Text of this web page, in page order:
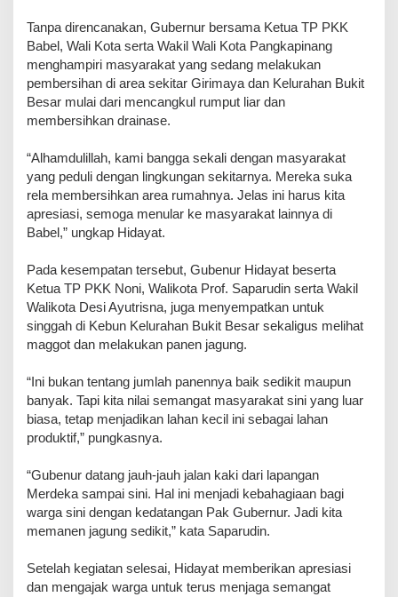
Tanpa direncanakan, Gubernur bersama Ketua TP PKK
Babel, Wali Kota serta Wakil Wali Kota Pangkapinang
menghampiri masyarakat yang sedang melakukan
pembersihan di area sekitar Girimaya dan Kelurahan Bukit
Besar mulai dari mencangkul rumput liar dan
membersihkan drainase.
“Alhamdulillah, kami bangga sekali dengan masyarakat
yang peduli dengan lingkungan sekitarnya. Mereka suka
rela membersihkan area rumahnya. Jelas ini harus kita
apresiasi, semoga menular ke masyarakat lainnya di
Babel,” ungkap Hidayat.
Pada kesempatan tersebut, Gubenur Hidayat beserta
Ketua TP PKK Noni, Walikota Prof. Saparudin serta Wakil
Walikota Desi Ayutrisna, juga menyempatkan untuk
singgah di Kebun Kelurahan Bukit Besar sekaligus melihat
maggot dan melakukan panen jagung.
“Ini bukan tentang jumlah panennya baik sedikit maupun
banyak. Tapi kita nilai semangat masyarakat sini yang luar
biasa, tetap menjadikan lahan kecil ini sebagai lahan
produktif,” pungkasnya.
“Gubenur datang jauh-jauh jalan kaki dari lapangan
Merdeka sampai sini. Hal ini menjadi kebahagiaan bagi
warga sini dengan kedatangan Pak Gubernur. Jadi kita
memanen jagung sedikit,” kata Saparudin.
Setelah kegiatan selesai, Hidayat memberikan apresiasi
dan mengajak warga untuk terus menjaga semangat